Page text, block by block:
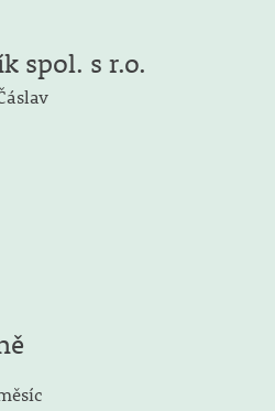
spol. s r.o.